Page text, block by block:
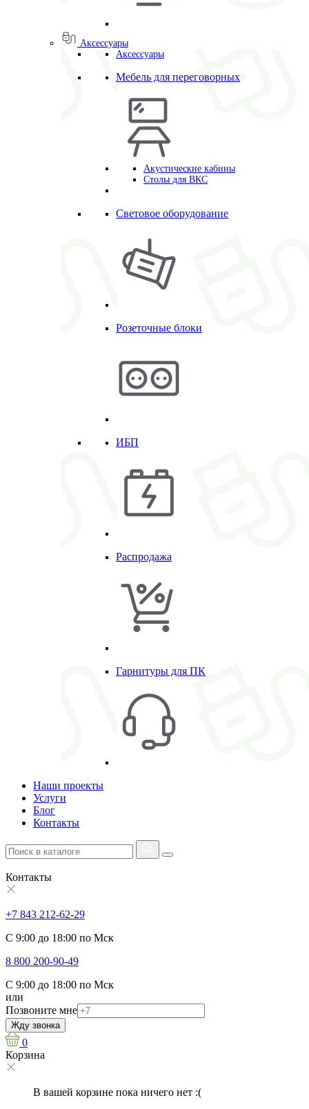
Аксессуары
Аксессуары
Мебель для переговорных
Акустические кабины
Столы для ВКС
Световое оборудование
Розеточные блоки
ИБП
Распродажа
Гарнитуры для ПК
Наши проекты
Услуги
Блог
Контакты
Контакты
+7 843 212-62-29
С 9:00 до 18:00 по Мск
8 800 200-90-49
С 9:00 до 18:00 по Мск
или
Позвоните мне
Жду звонка
0
Корзина
В вашей корзине пока ничего нет :(